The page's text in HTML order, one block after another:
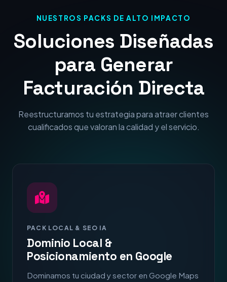
NUESTROS PACKS DE ALTO IMPACTO
Soluciones Diseñadas
para Generar
Facturación Directa
Reestructuramos tu estrategia para atraer clientes
cualificados que valoran la calidad y el servicio.
PACK LOCAL & SEO IA
Dominio Local &
Posicionamiento en Google
Dominamos tu ciudad y sector en Google Maps